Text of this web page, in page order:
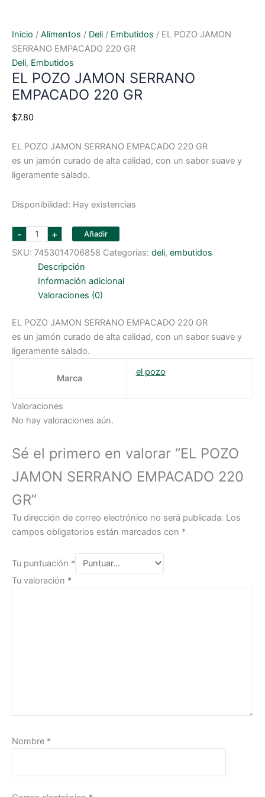
Inicio / Alimentos / Deli / Embutidos / EL POZO JAMON
SERRANO EMPACADO 220 GR
Deli, Embutidos
EL POZO JAMON SERRANO
EMPACADO 220 GR
$7.80
EL POZO JAMON SERRANO EMPACADO 220 GR
es un jamón curado de alta calidad, con un sabor suave y
ligeramente salado.
Disponibilidad: Hay existencias
- EL
POZO
JAMON
SERRANO
EMPACADO
220
cantidad
+ Añadir
SKU: 7453014706858 Categorías: deli, embutidos
Descripción
Información adicional
Valoraciones (0)
EL POZO JAMON SERRANO EMPACADO 220 GR
es un jamón curado de alta calidad, con un sabor suave y
ligeramente salado.
Marca
el pozo
Valoraciones
No hay valoraciones aún.
Sé el primero en valorar “EL POZO
JAMON SERRANO EMPACADO 220
GR”
Tu dirección de correo electrónico no será publicada. Los
campos obligatorios están marcados con *
Tu puntuación *
Tu valoración *
Nombre *